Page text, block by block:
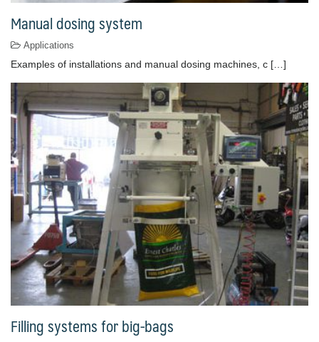
Manual dosing system
Applications
Examples of installations and manual dosing machines, c […]
Filling systems for big-bags